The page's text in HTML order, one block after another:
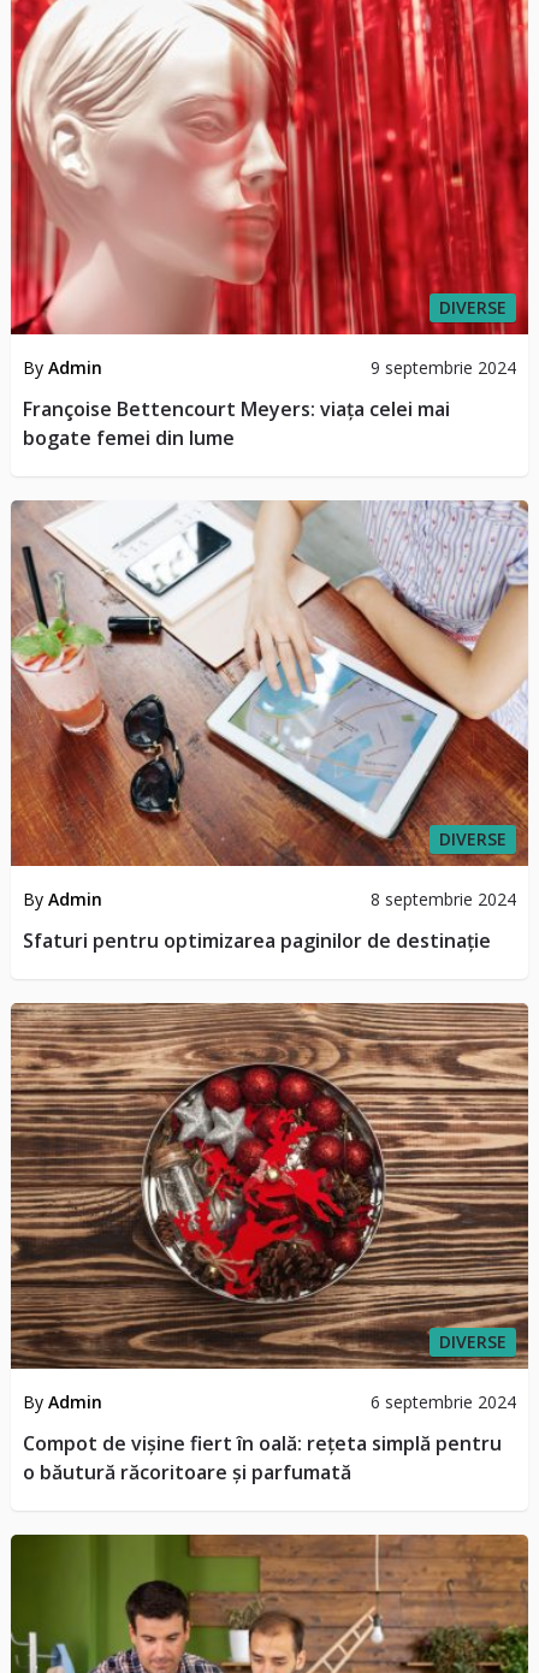
DIVERSE
By Admin 9 septembrie 2024
Françoise Bettencourt Meyers: viața celei mai
bogate femei din lume
DIVERSE
By Admin 8 septembrie 2024
Sfaturi pentru optimizarea paginilor de destinație
DIVERSE
By Admin 6 septembrie 2024
Compot de vișine fiert în oală: rețeta simplă pentru
o băutură răcoritoare și parfumată